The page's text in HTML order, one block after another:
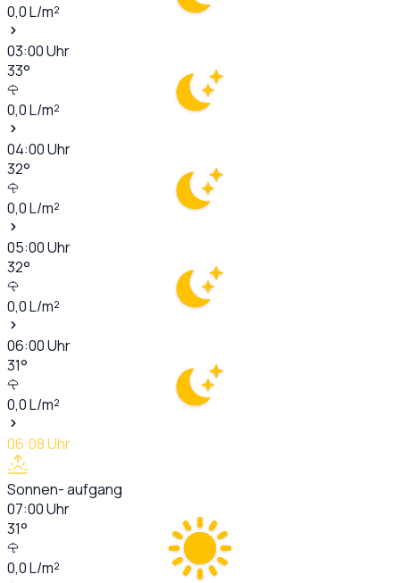
0,0L/m²
03:00Uhr
33°
0,0L/m²
04:00Uhr
32°
0,0L/m²
05:00Uhr
32°
0,0L/m²
06:00Uhr
31°
0,0L/m²
06:08Uhr
Sonnen- aufgang
07:00Uhr
31°
0,0L/m²